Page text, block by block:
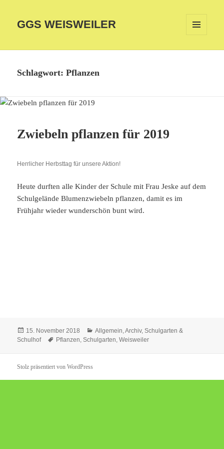
GGS WEISWEILER
WIDGETS
Schlagwort:Pflanzen
Zwiebeln pflanzen für 2019
Herrlicher Herbsttag für unsere Aktion!
Heute durften alle Kinder der Schule mit Frau Jeske auf dem
Schulgelände Blumenzwiebeln pflanzen, damit es im
Frühjahr wieder wunderschön bunt wird.
Veröffentlicht
am
15. November 2018 Kategorien
Allgemein,Archiv,Schulgarten &
Schulhof
Schlagwörter
Pflanzen,Schulgarten,Weisweiler
Stolz präsentiert von WordPress